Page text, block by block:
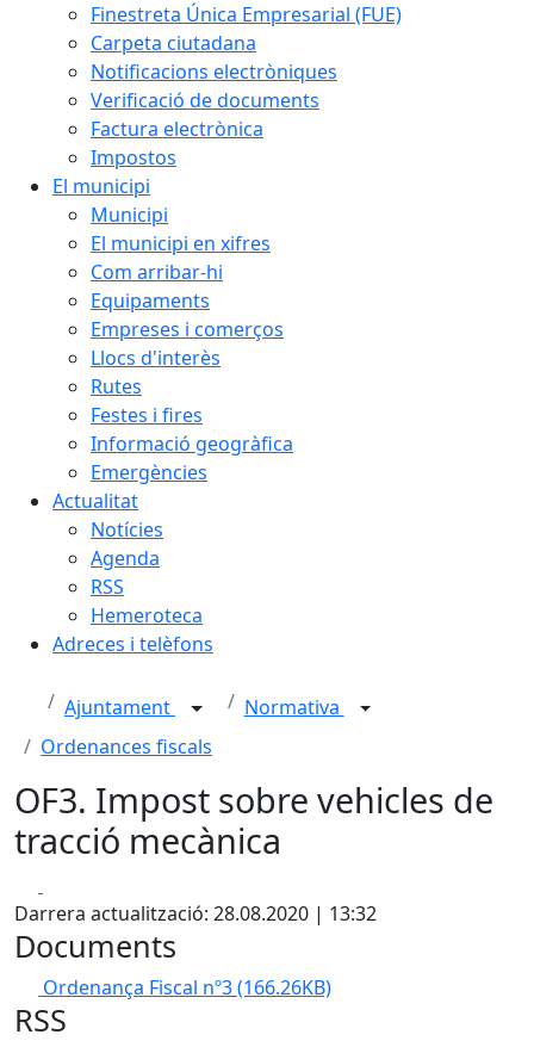
Finestreta Única Empresarial (FUE)
Carpeta ciutadana
Notificacions electròniques
Verificació de documents
Factura electrònica
Impostos
El municipi
Municipi
El municipi en xifres
Com arribar-hi
Equipaments
Empreses i comerços
Llocs d'interès
Rutes
Festes i fires
Informació geogràfica
Emergències
Actualitat
Notícies
Agenda
RSS
Hemeroteca
Adreces i telèfons
Ajuntament
Normativa
Ordenances fiscals
OF3. Impost sobre vehicles de
tracció mecànica
Darrera actualització: 28.08.2020 | 13:32
Documents
Ordenança Fiscal nº3(166.26KB)
RSS